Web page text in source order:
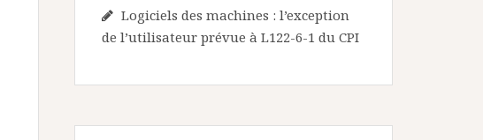
Logiciels des machines : l’exception
de l’utilisateur prévue à L122-6-1 du CPI